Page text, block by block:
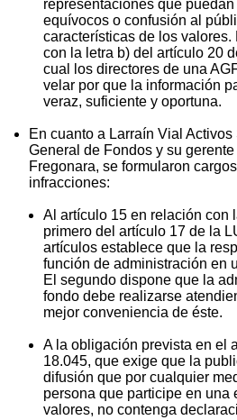
representaciones que puedan
equívocos o confusión al
características de los valores.
con la letra b) del artículo 20
cual los directores de una
velar por que la información
veraz, suficiente y oportuna.
En cuanto a Larraín Vial
General de Fondos y su
Fregonara, se formularon
infracciones:
Al artículo 15 en relación con
primero del artículo 17 de la
artículos establece que la
función de administración en
El segundo dispone que la
fondo debe realizarse
mejor conveniencia de éste.
A la obligación prevista en el
18.045, que exige que la
difusión que por cualquier
persona que participe en una
valores, no contenga